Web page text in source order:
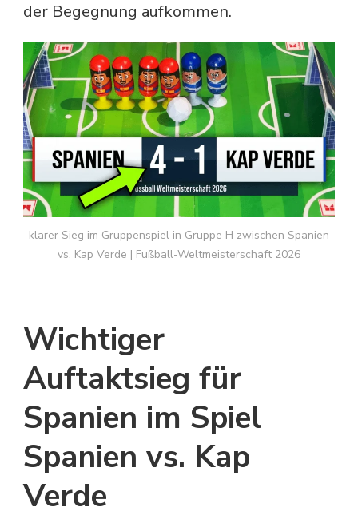
der Begegnung aufkommen.
klarer Sieg im Gruppenspiel in Gruppe H zwischen Spanien
vs. Kap Verde | Fußball-Weltmeisterschaft 2026
Wichtiger
Auftaktsieg für
Spanien im Spiel
Spanien vs. Kap
Verde